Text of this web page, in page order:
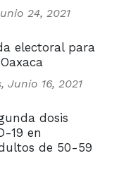
24, 2021
electoral para
Junio 16, 2021
dosis
19 en
de 50-59